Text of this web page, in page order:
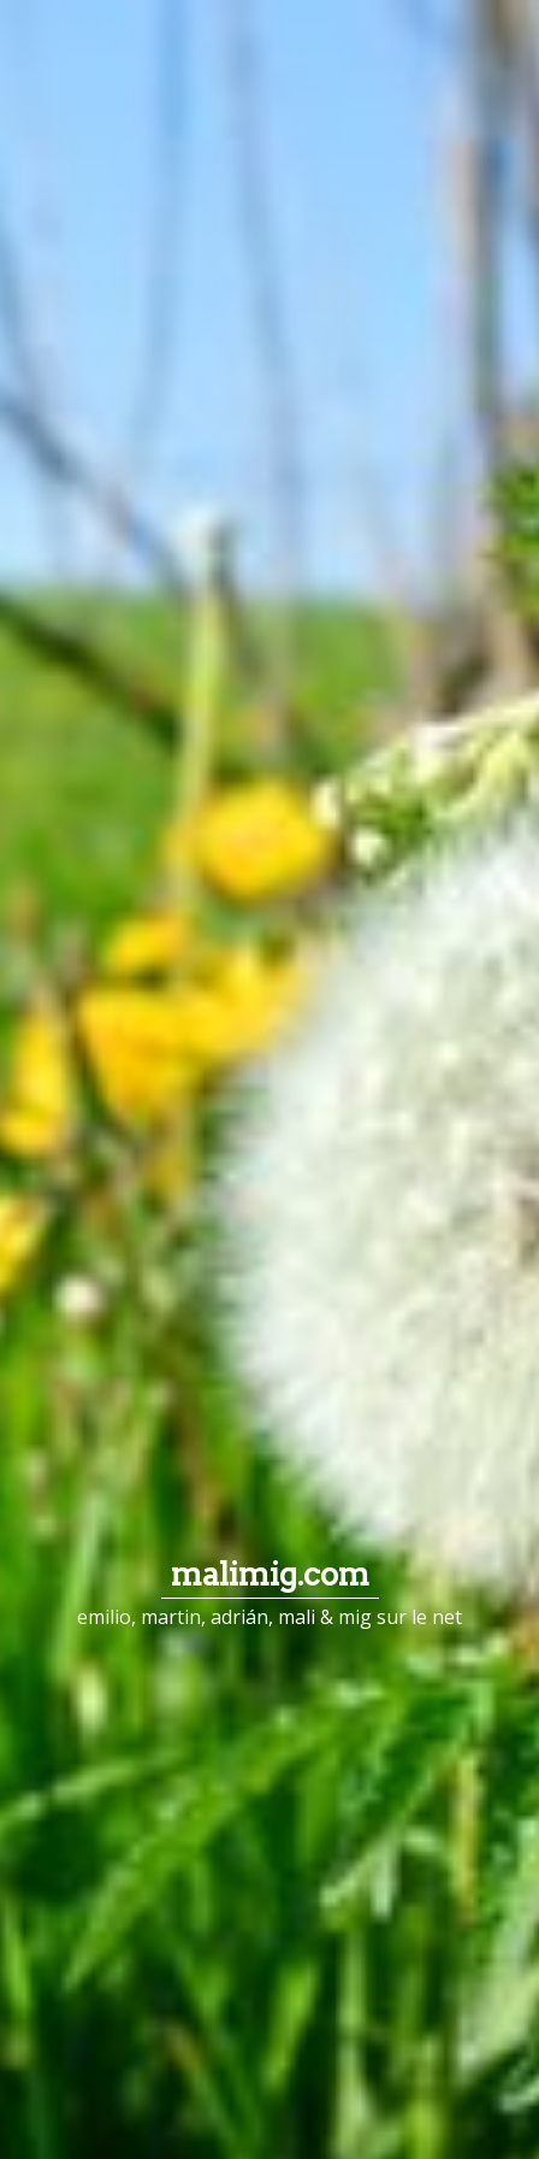
malimig.com
emilio, martin, adrián, mali & mig sur le net